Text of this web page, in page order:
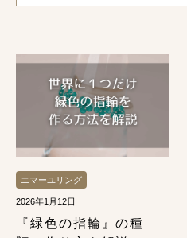
エマーユリング
2026年1月12日
『緑色の指輪』の種